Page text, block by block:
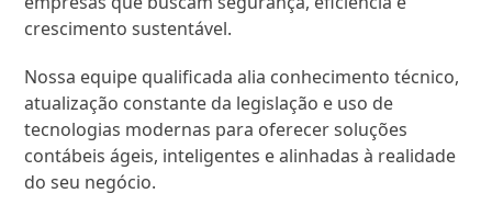
crescimento sustentável.
Nossa equipe qualificada alia conhecimento técnico,
atualização constante da legislação e uso de
tecnologias modernas para oferecer soluções
contábeis ágeis, inteligentes e alinhadas à realidade
do seu negócio.